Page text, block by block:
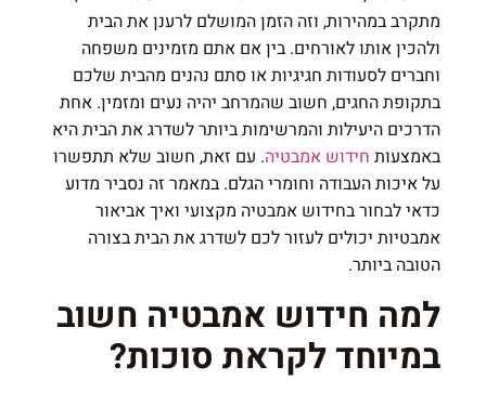
מתקרב במהירות, וזה הזמן המושלם לרענן את הבית
ולהכין אותו לאורחים. בין אם אתם מזמינים משפחה
וחברים לסעודות חגיגיות או סתם נהנים מהבית שלכם
בתקופת החגים, חשוב שהמרחב יהיה נעים ומזמין. אחת
הדרכים היעילות והמרשימות ביותר לשדרג את הבית היא
באמצעות חידוש אמבטיה. עם זאת, חשוב שלא תתפשרו
על איכות העבודה וחומרי הגלם. במאמר זה נסביר מדוע
כדאי לבחור בחידוש אמבטיה מקצועי ואיך אביאור
אמבטיות יכולים לעזור לכם לשדרג את הבית בצורה
הטובה ביותר.
למה חידוש אמבטיה חשוב
במיוחד לקראת סוכות?